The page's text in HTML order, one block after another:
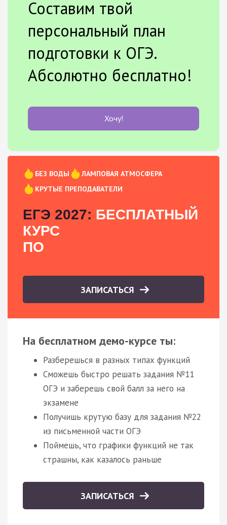
Составим твой
персональный план
подготовки к ОГЭ.
Абсолютно бесплатно!
Хочу!
БЕЗ ВОДЫ
ЛАМПОВАЯ АТМОСФЕРА
КРУТЫЕ ПРЕПОДАВАТЕЛИ
ЕГЭ 2027: БЕСПЛАТНЫЙ
КУРС
ПО
ЗАПИСАТЬСЯ
На бесплатном демо-курсе ты:
Разберешься в разных типах функций
Сможешь быстро решать задания №11
ОГЭ и заберешь свой балл за него на
экзамене
Получишь крутую базу для задания №22
из письменной части ОГЭ
Поймешь, что графики функций не так
страшны, как казалось раньше
ЗАПИСАТЬСЯ